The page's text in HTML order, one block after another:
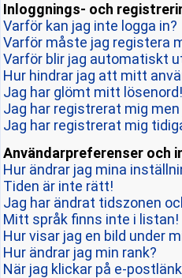
Inloggnings- och
Varför kan jag inte logga in?
Varför måste jag registera
Varför blir jag automatiskt
Hur hindrar jag att mitt
Jag har glömt mitt lösenord!
Jag har registrerat mig
Jag har registrerat mig
Användarpreferenser och
Hur ändrar jag mina
Tiden är inte rätt!
Jag har ändrat tidszonen
Mitt språk finns inte i listan!
Hur visar jag en bild under
Hur ändrar jag min rank?
När jag klickar på e-